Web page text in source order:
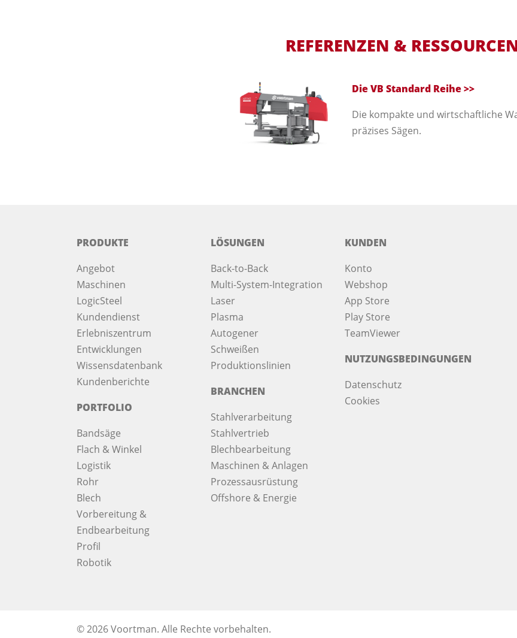
REFERENZEN &
Die VB Standard Reihe >>
Die kompakte und wirtschaftliche
präzises Sägen.
PRODUKTE
Angebot
Maschinen
LogicSteel
Kundendienst
Erlebniszentrum
Entwicklungen
Wissensdatenbank
Kundenberichte
PORTFOLIO
Bandsäge
Flach & Winkel
Logistik
Rohr
Blech
Vorbereitung &
Endbearbeitung
Profil
Robotik
LÖSUNGEN
Back-to-Back
Multi-System-Integration
Laser
Plasma
Autogener
Schweißen
Produktionslinien
BRANCHEN
Stahlverarbeitung
Stahlvertrieb
Blechbearbeitung
Maschinen & Anlagen
Prozessausrüstung
Offshore & Energie
KUNDEN
Konto
Webshop
App Store
Play Store
TeamViewer
NUTZUNGSBEDINGUNGEN
Datenschutz
Cookies
© 2026 Voortman. Alle Rechte vorbehalten.